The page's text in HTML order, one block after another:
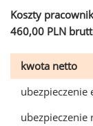
Koszty
460,00 PLN
kwota netto
ubezpieczenie
ubezpieczenie